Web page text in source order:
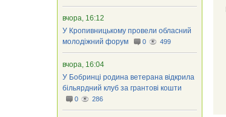
вчора, 16:12
У Кропивницькому провели обласний
молодіжний форум
0 499
вчора, 16:04
У Бобринці родина ветерана відкрила
більярдний клуб за грантові кошти
0 286